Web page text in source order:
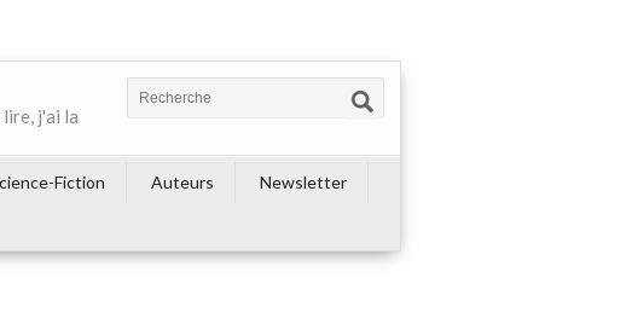
j'ai la
Fiction Auteurs
Newsletter